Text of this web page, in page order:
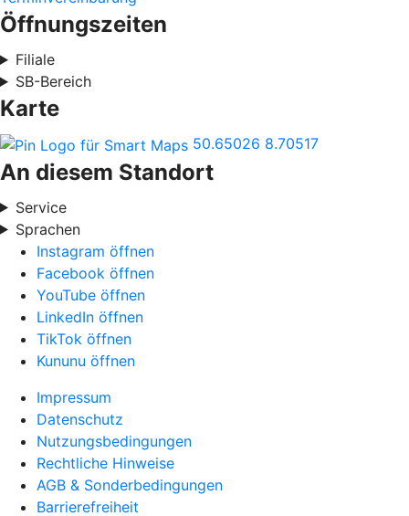
Öffnungszeiten
Filiale
SB-Bereich
Karte
50.65026 8.70517
An diesem Standort
Service
Sprachen
Instagram öffnen
Facebook öffnen
YouTube öffnen
LinkedIn öffnen
TikTok öffnen
Kununu öffnen
Impressum
Datenschutz
Nutzungsbedingungen
Rechtliche Hinweise
AGB & Sonderbedingungen
Barrierefreiheit